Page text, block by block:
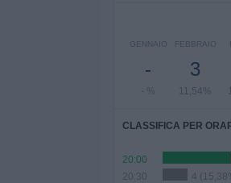
GENNAIO
-
- %
FEBBRAIO
3
11,54%
CLASSIFICA PER
20:00
20:30
4